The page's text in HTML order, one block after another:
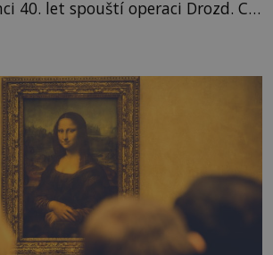
40. let spouští operaci Drozd. Co
Ústřední zpravodajská
v této době začít zakupovat vliv
světa! Která to jsou? Médií,